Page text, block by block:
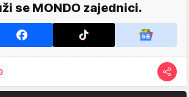
se MONDO zajednici.